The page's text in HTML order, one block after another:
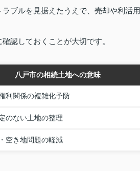
ブルを見据えたうえで、売却や利活用
認しておくことが大切です。
八戸市の相続土地への意味
利関係の複雑化予防
のない土地の整理
空き地問題の軽減